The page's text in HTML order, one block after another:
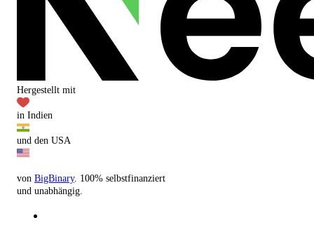
Hergestellt mit
in Indien
und den USA
von BigBinary. 100% selbstfinanziert
und unabhängig.